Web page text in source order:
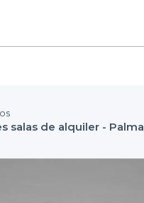
salas de alquiler - Palma